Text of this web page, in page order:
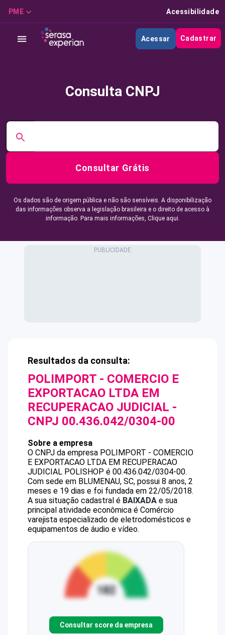
PME Acessibilidade
Acessar Cadastrar
Consulta CNPJ
Consultar Grátis
Os dados são de origem pública e não são sensíveis. A disponibilização
das informações observa a legislação brasileira e o direito de acesso à
informação. Para mais informações, Clique aqui.
Resultados da consulta:
POLIMPORT - COMERCIO E
EXPORTACAO LTDA EM
RECUPERACAO JUDICIAL -
CNPJ 00.436.042/0304-00
Sobre a empresa
O CNPJ da empresa POLIMPORT - COMERCIO
E EXPORTACAO LTDA EM RECUPERACAO
JUDICIAL POLISHOP é 00.436.042/0304-00.
Com sede em BLUMENAU, SC, possui 8 anos, 2
meses e 19 dias e foi fundada em 22/05/2018.
A sua situação cadastral é BAIXADA e sua
principal atividade econômica é Comércio
varejista especializado de eletrodomésticos e
equipamentos de áudio e vídeo.
Consultar score da empresa